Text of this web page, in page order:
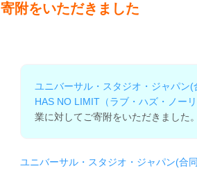
寄附をいただきました
ユニバーサル・スタジオ・ジャパン
HAS NO LIMIT（ラブ・ハズ・ノー
業に対してご寄附をいただきました。
ユニバーサル・スタジオ・ジャパン(合